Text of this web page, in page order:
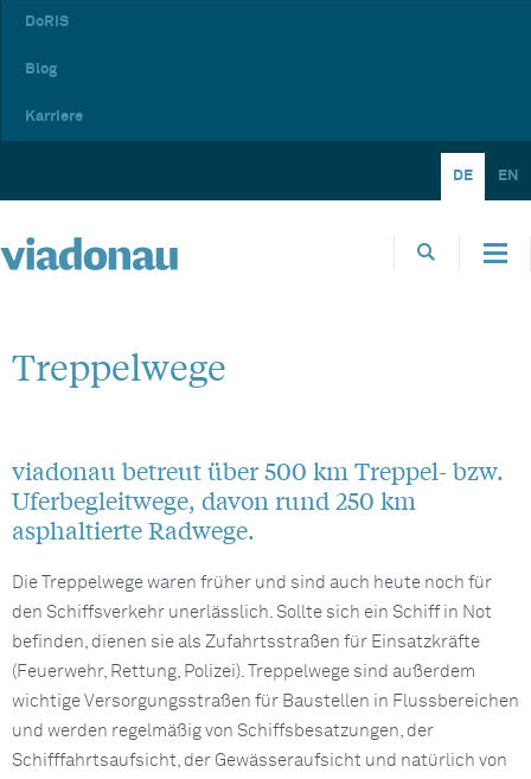
DoRIS
Blog
Karriere
DE EN
Treppelwege
viadonau betreut über 500 km Treppel- bzw.
Uferbegleitwege, davon rund 250 km
asphaltierte Radwege.
Die Treppelwege waren früher und sind auch heute noch für
den Schiffsverkehr unerlässlich. Sollte sich ein Schiff in Not
befinden, dienen sie als Zufahrtsstraßen für Einsatzkräfte
(Feuerwehr, Rettung, Polizei). Treppelwege sind außerdem
wichtige Versorgungsstraßen für Baustellen in Flussbereichen
und werden regelmäßig von Schiffsbesatzungen, der
Schifffahrtsaufsicht, der Gewässeraufsicht und natürlich von